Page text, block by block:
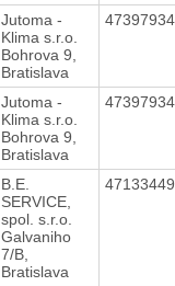
Jutoma -
Klima s.r.o.
Bohrova 9,
Bratislava
Jutoma -
Klima s.r.o.
Bohrova 9,
Bratislava
B.E.
SERVICE,
spol. s.r.o.
Galvaniho
7/B,
Bratislava